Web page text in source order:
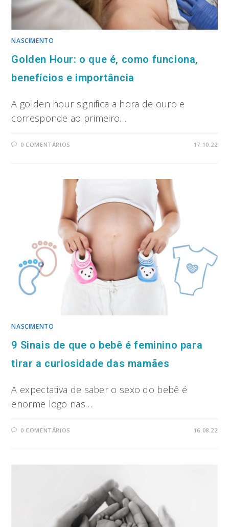
NASCIMENTO
Golden Hour: o que é, como funciona,
benefícios e importância
A golden hour significa a hora de ouro e
corresponde ao primeiro…
0 COMENTÁRIOS 17.10.22
NASCIMENTO
9 Sinais de que o bebê é feminino para
tirar a curiosidade das mamães
A expectativa de saber o sexo do bebê é
enorme logo nas…
0 COMENTÁRIOS 16.08.22